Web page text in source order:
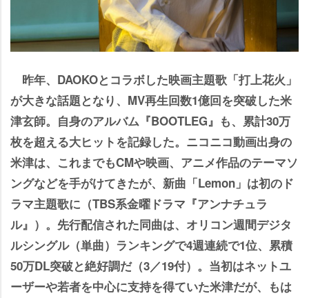
昨年、DAOKOとコラボした映画主題歌「打上花火」
が大きな話題となり、MV再生回数1億回を突破した米
津玄師。自身のアルバム『BOOTLEG』も、累計30万
枚を超える大ヒットを記録した。ニコニコ動画出身の
米津は、これまでもCMや映画、アニメ作品のテーマソ
ングなどを手がけてきたが、新曲「Lemon」は初のド
ラマ主題歌に（TBS系金曜ドラマ『アンナチュラ
ル』）。先行配信された同曲は、オリコン週間デジタ
ルシングル（単曲）ランキングで4週連続で1位、累積
50万DL突破と絶好調だ（3／19付）。当初はネットユ
ーザーや若者を中心に支持を得ていた米津だが、もは